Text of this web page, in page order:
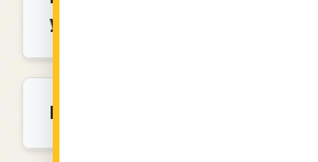
украсата?
Как мога да направя крема по-